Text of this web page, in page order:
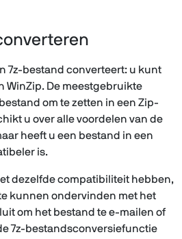
7z-bestand converteert: u kunt
WinZip. De meestgebruikte
om te zetten in een Zip-
u over alle voordelen van de
heeft u een bestand in een
is.
dezelfde compatibiliteit hebben,
kunnen ondervinden met het
om het bestand te e-mailen of
7z-bestandsconversiefunctie